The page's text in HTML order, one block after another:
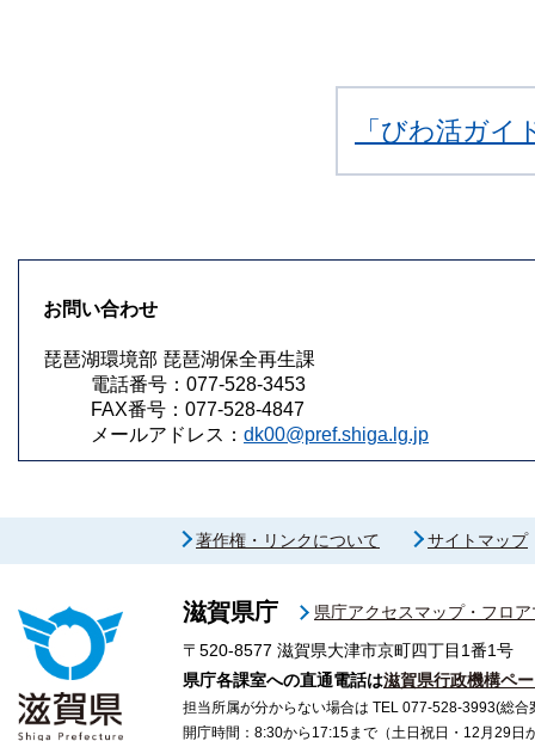
「びわ活ガ
お問い合わせ
琵琶湖環境部 琵琶湖保全再生課
電話番号：077-528-3453
FAX番号：077-528-4847
メールアドレス： dk00@pref.shiga.lg.jp
著作権・リンクについて サイトマップ
滋賀県庁
県庁アクセスマップ・フロ
〒520-8577 滋賀県大津市京町四丁目1番1号
県庁各課室への直通電話は滋賀県行政機構ペ
担当所属が分からない場合は TEL 077-528-3993(総合
開庁時間：8:30から17:15まで（土日祝日・12月29日